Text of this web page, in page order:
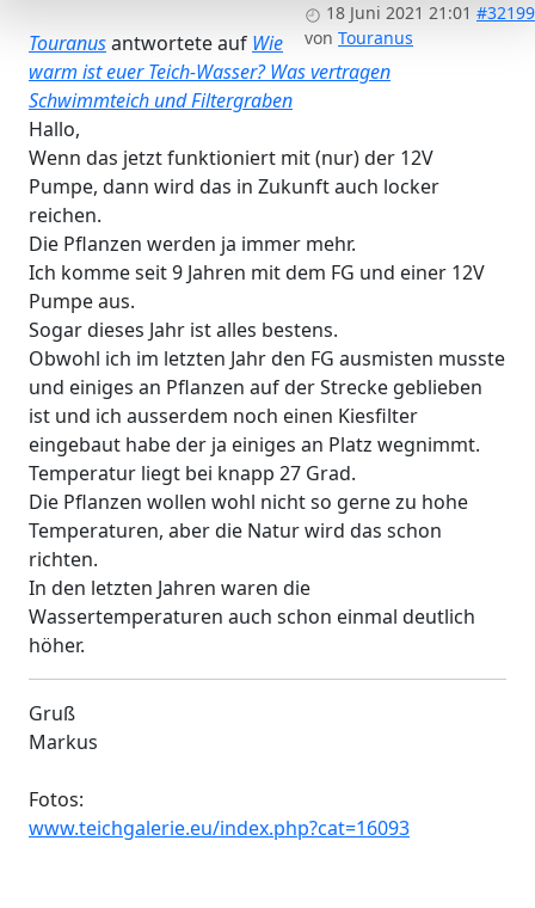
18 Juni 2021 21:01 #32199
von Touranus
Touranusantwortete auf Wie
warm ist euer Teich-Wasser? Was vertragen
Schwimmteich und Filtergraben
Hallo,
Wenn das jetzt funktioniert mit (nur) der 12V
Pumpe, dann wird das in Zukunft auch locker
reichen.
Die Pflanzen werden ja immer mehr.
Ich komme seit 9 Jahren mit dem FG und einer 12V
Pumpe aus.
Sogar dieses Jahr ist alles bestens.
Obwohl ich im letzten Jahr den FG ausmisten musste
und einiges an Pflanzen auf der Strecke geblieben
ist und ich ausserdem noch einen Kiesfilter
eingebaut habe der ja einiges an Platz wegnimmt.
Temperatur liegt bei knapp 27 Grad.
Die Pflanzen wollen wohl nicht so gerne zu hohe
Temperaturen, aber die Natur wird das schon
richten.
In den letzten Jahren waren die
Wassertemperaturen auch schon einmal deutlich
höher.
Gruß
Markus
Fotos:
www.teichgalerie.eu/index.php?cat=16093